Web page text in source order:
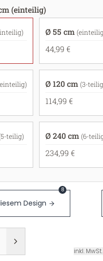
(einteilig)
Ø 55 cm
44,99 €
Ø 120 cm (3-
114,99 €
teilig) Ø 240 cm (6-
234,99 €
Design
8
inkl.